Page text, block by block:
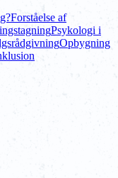
Forståelse af
Psykologi i
Opbygning